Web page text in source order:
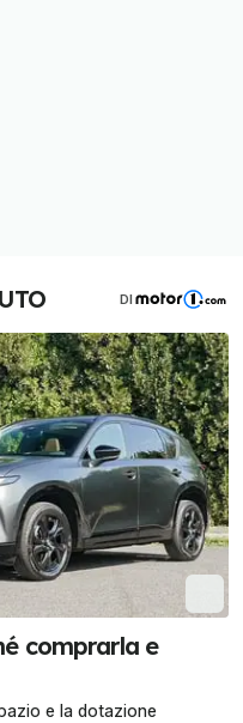
DI
comprarla e
e la dotazione